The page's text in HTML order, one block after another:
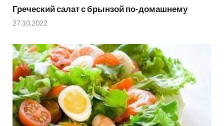
Греческий салат с брынзой по-домашнему
27.10.2022